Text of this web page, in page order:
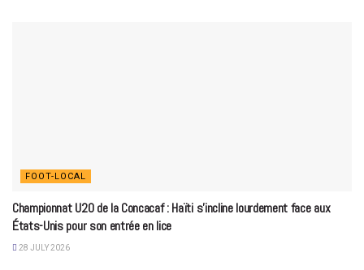
FOOT-LOCAL
Championnat U20 de la Concacaf : Haïti s’incline lourdement face aux
États-Unis pour son entrée en lice
28 JULY 2026